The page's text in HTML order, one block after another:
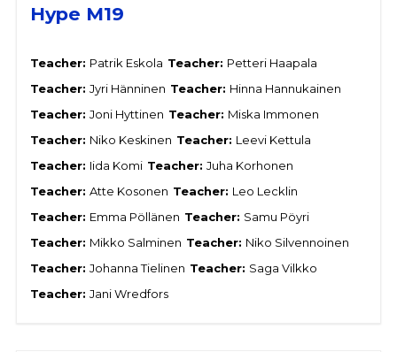
Hype M19
Teacher: Patrik Eskola Teacher: Petteri Haapala
Teacher: Jyri Hänninen Teacher: Hinna Hannukainen
Teacher: Joni Hyttinen Teacher: Miska Immonen
Teacher: Niko Keskinen Teacher: Leevi Kettula
Teacher: Iida Komi Teacher: Juha Korhonen
Teacher: Atte Kosonen Teacher: Leo Lecklin
Teacher: Emma Pöllänen Teacher: Samu Pöyri
Teacher: Mikko Salminen Teacher: Niko Silvennoinen
Teacher: Johanna Tielinen Teacher: Saga Vilkko
Teacher: Jani Wredfors